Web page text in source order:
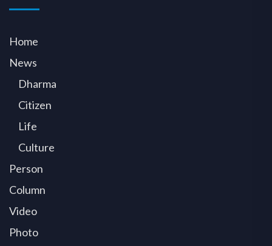
Home
News
Dharma
Citizen
Life
Culture
Person
Column
Video
Photo